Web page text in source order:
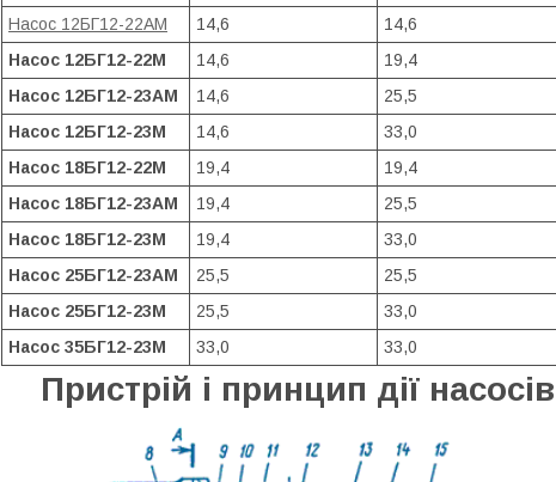
Насос 12БГ12-22АМ
14,6 14,6
Насос 12БГ12-22М
14,6 19,4
Насос 12БГ12-23АМ
14,6 25,5
Насос 12БГ12-23М
14,6 33,0
Насос 18БГ12-22М
19,4 19,4
Насос 18БГ12-23АМ
19,4 25,5
Насос 18БГ12-23М
19,4 33,0
Насос 25БГ12-23АМ
25,5 25,5
Насос 25БГ12-23М
25,5 33,0
Насос 35БГ12-23М
33,0 33,0
Пристрій і принцип дії